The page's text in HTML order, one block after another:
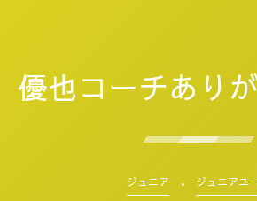
優也コーチあり
ジュニア ジュニアユ